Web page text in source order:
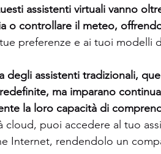
assistenti virtuali vanno
o controllare il meteo,
preferenze e ai tuoi modelli
degli assistenti tradizionali,
ma imparano
la loro capacità di
cloud, puoi accedere al tuo
Internet, rendendolo un